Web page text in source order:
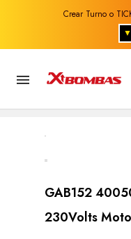
Crear Turno o

GAB152
230Volts